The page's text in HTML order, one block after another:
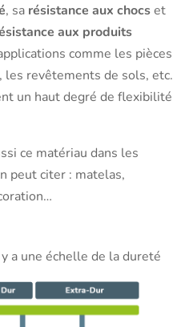
, sa résistance aux chocset
aux produits
comme les pièces
revêtements de sols, etc.
un haut degré de flexibilité
ce matériau dans les
peut citer : matelas,
a une échelle de la dureté